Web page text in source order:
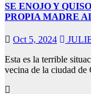
SE ENOJO Y
PROPIA MADRE
Oct 5, 2024
Esta es la terrible
vecina de la ciudad